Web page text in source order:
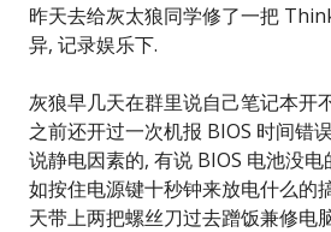
昨天去给灰太狼同学修了一把
异, 记录娱乐下.
灰狼早几天在群里说自己笔记本开
之前还开过一次机报 BIOS 时间错
说静电因素的, 有说 BIOS 电池没
如按住电源键十秒钟来放电什么的
天带上两把螺丝刀过去蹭饭兼修电